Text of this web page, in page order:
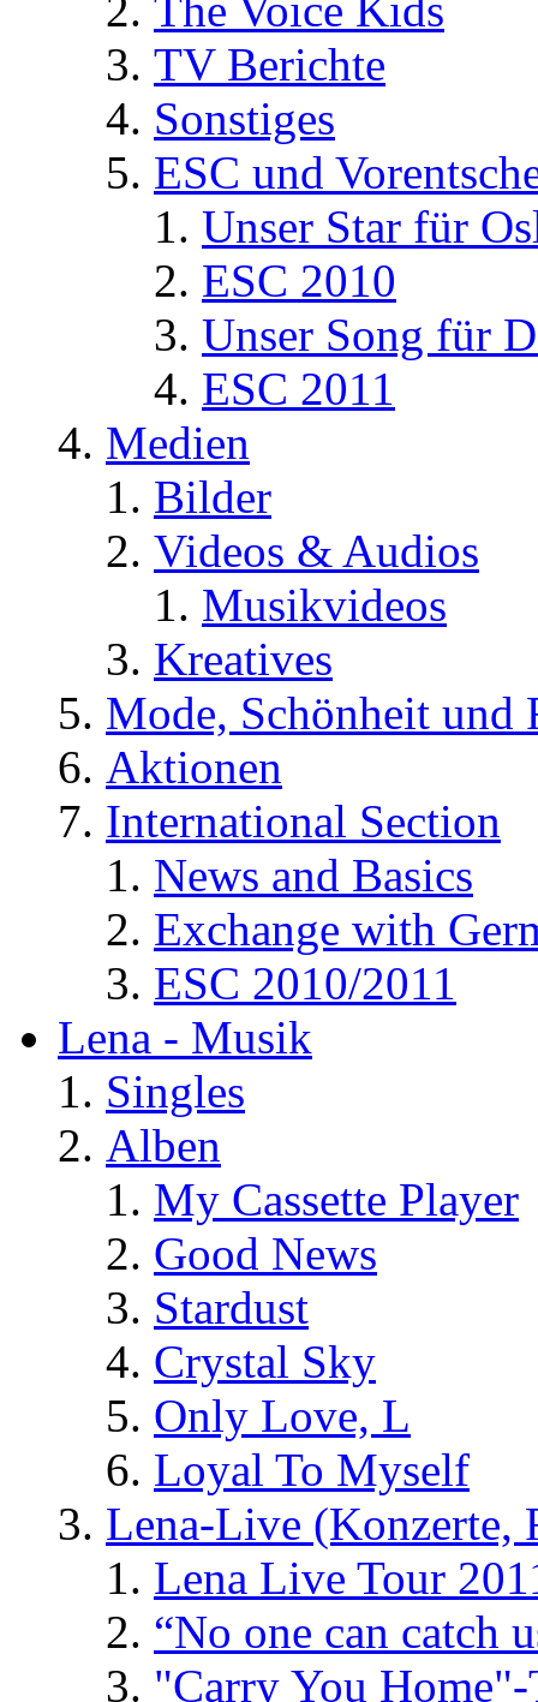
TV Berichte
Sonstiges
ESC und
Unser Star für
ESC 2010
Unser Song für
ESC 2011
Medien
Bilder
Videos & Audios
Musikvideos
Kreatives
Mode, Schönheit und
Aktionen
International Section
News and Basics
Exchange with
ESC 2010/2011
Lena - Musik
Singles
Alben
My Cassette Player
Good News
Stardust
Crystal Sky
Only Love, L
Loyal To Myself
Lena-Live (Konzerte,
Lena Live Tour
“No one can catch
"Carry You